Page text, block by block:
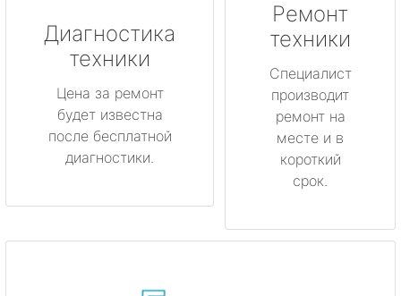
Диагностика
техники
Цена за ремонт
будет известна
после бесплатной
диагностики.
Ремонт
техники
Специалист
производит
ремонт на
месте и в
короткий
срок.